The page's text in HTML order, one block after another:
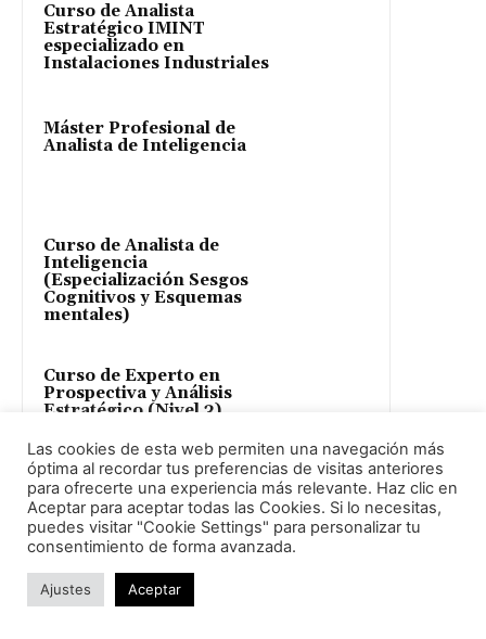
Curso de Analista
Estratégico IMINT
especializado en
Instalaciones Industriales
Máster Profesional de
Analista de Inteligencia
Curso de Analista de
Inteligencia
(Especialización Sesgos
Cognitivos y Esquemas
mentales)
Curso de Experto en
Prospectiva y Análisis
Estratégico (Nivel 3)
Curso de Analista IMINT
especializado en Bases y
vehículos militares,
instalaciones electrónicas
Las cookies de esta web permiten una navegación más
óptima al recordar tus preferencias de visitas anteriores
para ofrecerte una experiencia más relevante. Haz clic en
Aceptar para aceptar todas las Cookies. Si lo necesitas,
puedes visitar "Cookie Settings" para personalizar tu
consentimiento de forma avanzada.
Ajustes Aceptar